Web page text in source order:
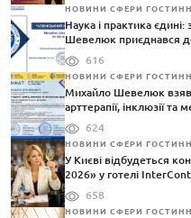
НОВИНИ СФЕРИ
Наука і практика
Шевелюк приєднався
616
НОВИНИ СФЕРИ
Михайло Шевелюк взяв
арттерапії, інклюзії та
624
НОВИНИ СФЕРИ
У Києві відбудеться
2026» у готелі
658
НОВИНИ СФЕРИ